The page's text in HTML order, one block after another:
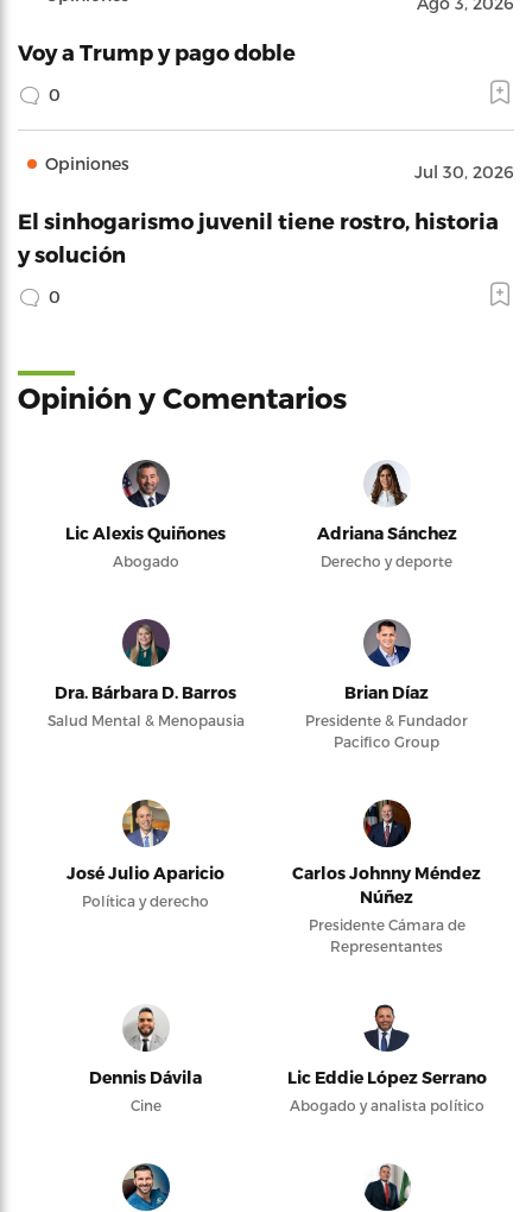
Voy a Trump y pago doble
0
Opiniones Jul 30, 2026
El sinhogarismo juvenil tiene rostro, historia
y solución
0
Opinión y Comentarios
Lic Alexis Quiñones
Abogado
Adriana Sánchez
Derecho y deporte
Dra. Bárbara D. Barros
Salud Mental & Menopausia
Brian Díaz
Presidente & Fundador
Pacifico Group
José Julio Aparicio
Política y derecho
Carlos Johnny Méndez
Núñez
Presidente Cámara de
Representantes
Dennis Dávila
Cine
Lic Eddie López Serrano
Abogado y analista político